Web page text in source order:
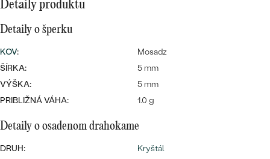
Najpredávanejšie
svadobné
obrúčky
DRAHOKAM
PODĽA MATERIÁLU
ZLATO
PLATINA
STRIEBRO
S DRAHOKAMAMI
S LAB GROWN DIAMANTMI
S PERLAMI
PODĽA ŠTÝLU
PERSONALIZOVANÉ
CENOVO DOSTUPNÉ
LUXUSNÉ
Detaily produktu
Detaily o šperku
KOV:
Mosadz
ŠÍRKA:
5 mm
VÝŠKA:
5 mm
PRIBLIŽNÁ VÁHA:
1.0 g
Detaily o osadenom drahokame
DRUH:
Kryštál